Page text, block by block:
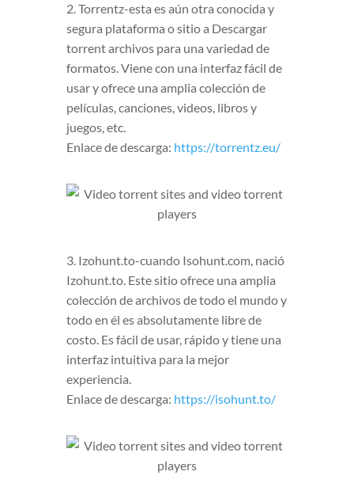
2. Torrentz-esta es aún otra conocida y
segura plataforma o sitio a Descargar
torrent archivos para una variedad de
formatos. Viene con una interfaz fácil de
usar y ofrece una amplia colección de
películas, canciones, videos, libros y
juegos, etc.
Enlace de descarga: https://torrentz.eu/
3. Izohunt.to-cuando Isohunt.com, nació
Izohunt.to. Este sitio ofrece una amplia
colección de archivos de todo el mundo y
todo en él es absolutamente libre de
costo. Es fácil de usar, rápido y tiene una
interfaz intuitiva para la mejor
experiencia.
Enlace de descarga: https://isohunt.to/